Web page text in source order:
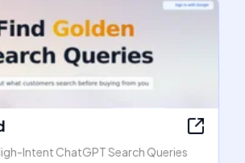
Intent ChatGPT Search Queries